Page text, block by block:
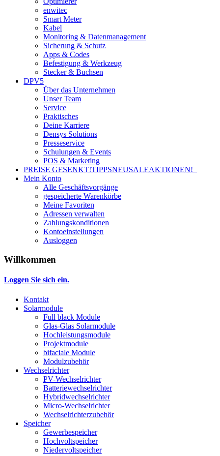
enwitec
Smart Meter
Kabel
Monitoring & Datenmanagement
Sicherung & Schutz
Apps & Codes
Befestigung & Werkzeug
Stecker & Buchsen
DPV5
Über das Unternehmen
Unser Team
Service
Praktisches
Deine Karriere
Densys Solutions
Presseservice
Schulungen & Events
POS & Marketing
PREISE GESENKT!TIPPSNEUSALEAKTIONEN!
Mein Konto
Alle Geschäftsvorgänge
gespeicherte Warenkörbe
Meine Favoriten
Adressen verwalten
Zahlungskonditionen
Kontoeinstellungen
Ausloggen
Willkommen
Loggen Sie sich ein.
Kontakt
Solarmodule
Full black Module
Glas-Glas Solarmodule
Hochleistungsmodule
Projektmodule
bifaciale Module
Modulzubehör
Wechselrichter
PV-Wechselrichter
Batteriewechselrichter
Hybridwechselrichter
Micro-Wechselrichter
Wechselrichterzubehör
Speicher
Gewerbespeicher
Hochvoltspeicher
Niedervoltspeicher